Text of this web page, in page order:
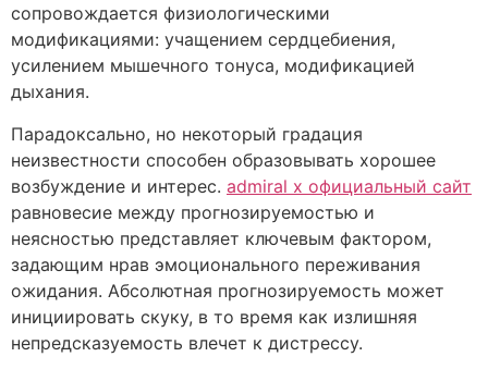
сопровождается физиологическими
модификациями: учащением сердцебиения,
усилением мышечного тонуса, модификацией
дыхания.
Парадоксально, но некоторый градация
неизвестности способен образовывать хорошее
возбуждение и интерес. admiral x официальный сайт
равновесие между прогнозируемостью и
неясностью представляет ключевым фактором,
задающим нрав эмоционального переживания
ожидания. Абсолютная прогнозируемость может
инициировать скуку, в то время как излишняя
непредсказуемость влечет к дистрессу.